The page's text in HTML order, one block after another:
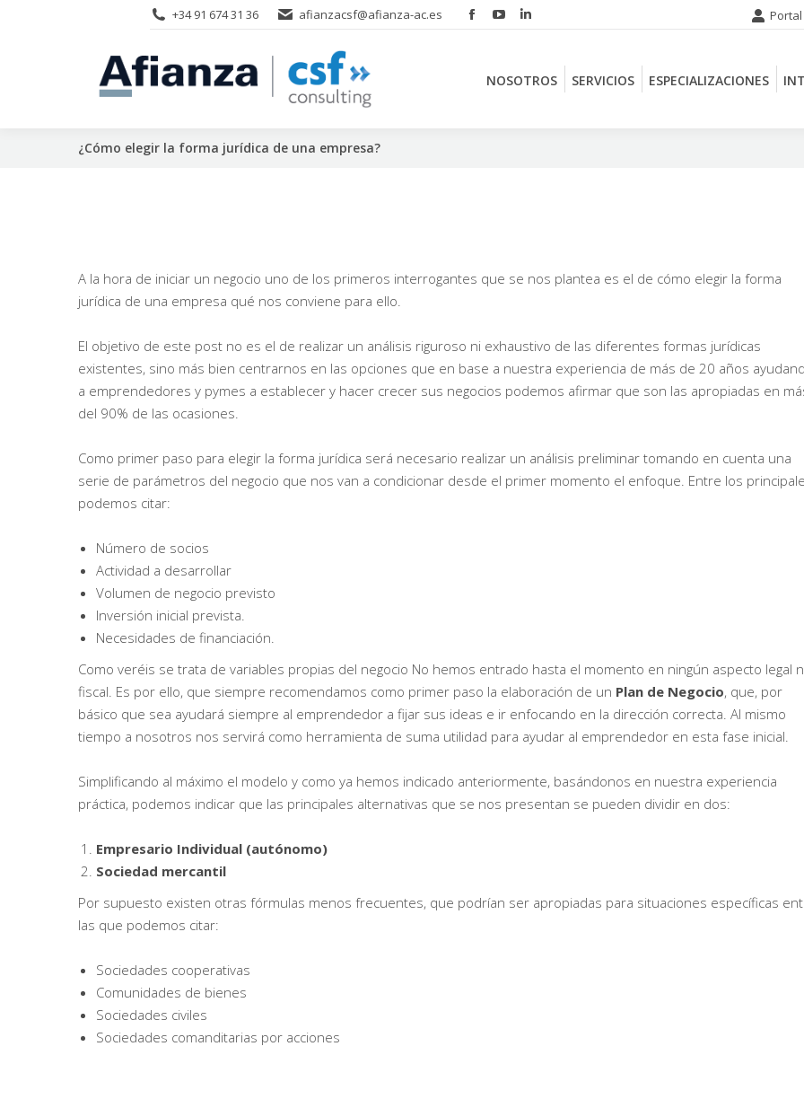
+34 91 674 31 36 afianzacsf@afianza-ac.es
Facebook
opens
YouTube
opens
Linkedin
opens
NOSOTROS SERVICIOS ESPECIALIZACIONES
¿Cómo elegir la forma jurídica de una empresa?
A la hora de iniciar un negocio uno de los primeros interrogantes que se nos plantea es el de cómo elegir la forma
jurídica de una empresa qué nos conviene para ello.
El objetivo de este post no es el de realizar un análisis riguroso ni exhaustivo de las diferentes formas jurídicas
existentes, sino más bien centrarnos en las opciones que en base a nuestra experiencia de más de 20 años
a emprendedores y pymes a establecer y hacer crecer sus negocios podemos afirmar que son las apropiadas en
del 90% de las ocasiones.
Como primer paso para elegir la forma jurídica será necesario realizar un análisis preliminar tomando en cuenta una
serie de parámetros del negocio que nos van a condicionar desde el primer momento el enfoque. Entre los
podemos citar:
Número de socios
Actividad a desarrollar
Volumen de negocio previsto
Inversión inicial prevista.
Necesidades de financiación.
Como veréis se trata de variables propias del negocio No hemos entrado hasta el momento en ningún aspecto legal
fiscal. Es por ello, que siempre recomendamos como primer paso la elaboración de un Plan de Negocio, que, por
básico que sea ayudará siempre al emprendedor a fijar sus ideas e ir enfocando en la dirección correcta. Al mismo
tiempo a nosotros nos servirá como herramienta de suma utilidad para ayudar al emprendedor en esta fase inicial.
Simplificando al máximo el modelo y como ya hemos indicado anteriormente, basándonos en nuestra experiencia
práctica, podemos indicar que las principales alternativas que se nos presentan se pueden dividir en dos:
Empresario Individual (autónomo)
Sociedad mercantil
Por supuesto existen otras fórmulas menos frecuentes, que podrían ser apropiadas para situaciones específicas
las que podemos citar:
Sociedades cooperativas
Comunidades de bienes
Sociedades civiles
Sociedades comanditarias por acciones